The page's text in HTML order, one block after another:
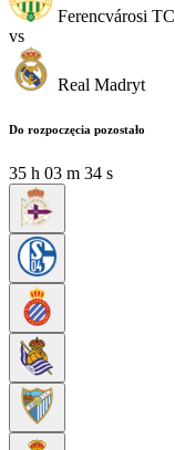
Ferencvárosi TC
vs
Real Madryt
Do rozpoczęcia pozostało
35 h 03 m 34 s